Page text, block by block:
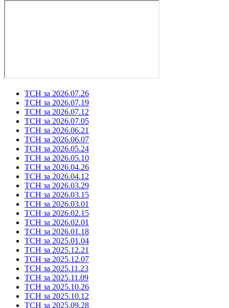
ТСН за 2026.07.26
ТСН за 2026.07.19
ТСН за 2026.07.12
ТСН за 2026.07.05
ТСН за 2026.06.21
ТСН за 2026.06.07
ТСН за 2026.05.24
ТСН за 2026.05.10
ТСН за 2026.04.26
ТСН за 2026.04.12
ТСН за 2026.03.29
ТСН за 2026.03.15
ТСН за 2026.03.01
ТСН за 2026.02.15
ТСН за 2026.02.01
ТСН за 2026.01.18
ТСН за 2025.01.04
ТСН за 2025.12.21
ТСН за 2025.12.07
ТСН за 2025.11.23
ТСН за 2025.11.09
ТСН за 2025.10.26
ТСН за 2025.10.12
ТСН за 2025.09.28